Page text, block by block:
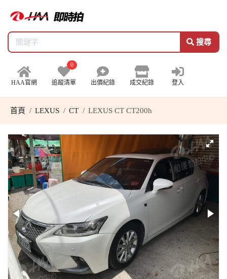
搜尋
HAA官網
0
追蹤清單 出價紀錄 成交紀錄 登入
首頁 LEXUS CT LEXUS CT CT200h